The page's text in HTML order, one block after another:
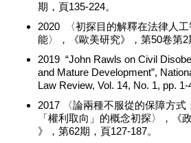
期，頁135-224。
2020 〈初探目的解釋在法律人
能〉，《歐美研究》，第50卷第2
2019 “John Rawls on Civil
and Mature Development”,
Law Review, Vol. 14, No. 1, pp. 1-
2017 〈論兩種不服從的保障方式
「權利取向」的概念初探〉，《
》，第62期，頁127-187。